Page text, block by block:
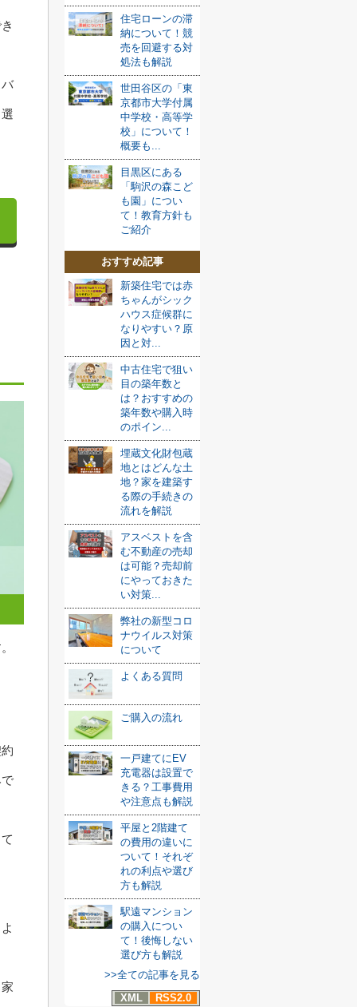
住宅ローンの滞
納について！競
売を回避する対
処法も解説
世田谷区の「東
京都市大学付属
中学校・高等学
校」について！
概要も...
目黒区にある
「駒沢の森こど
も園」につい
て！教育方針も
ご紹介
おすすめ記事
新築住宅では赤
ちゃんがシック
ハウス症候群に
なりやすい？原
因と対...
中古住宅で狙い
目の築年数と
は？おすすめの
築年数や購入時
のポイン...
埋蔵文化財包蔵
地とはどんな土
地？家を建築す
る際の手続きの
流れを解説
アスベストを含
む不動産の売却
は可能？売却前
にやっておきた
い対策...
弊社の新型コロ
ナウイルス対策
について
よくある質問
ご購入の流れ
一戸建てにEV
充電器は設置で
きる？工事費用
や注意点も解説
平屋と2階建て
の費用の違いに
ついて！それぞ
れの利点や選び
方も解説
駅遠マンション
の購入につい
て！後悔しない
選び方も解説
>>全ての記事を見る
XML
RSS2.0